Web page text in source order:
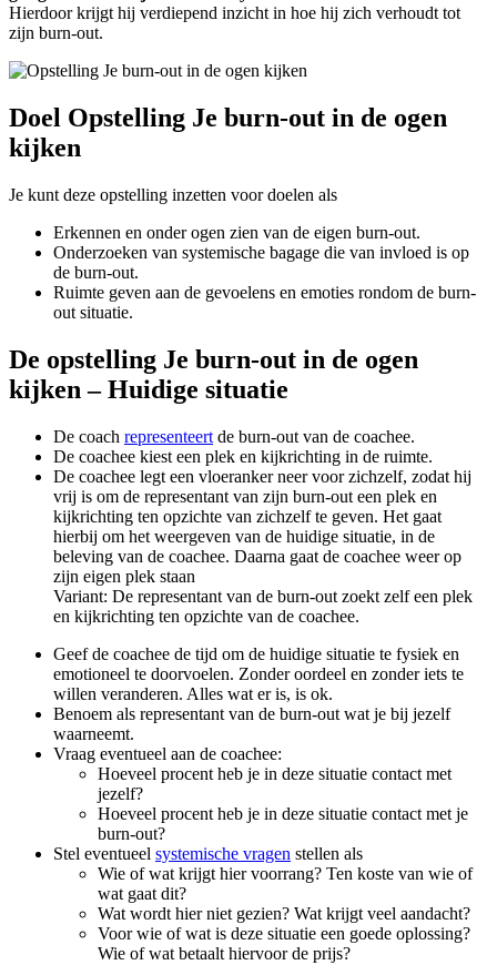
Hierdoor krijgt hij verdiepend inzicht in hoe hij zich verhoudt tot
zijn burn-out.
Doel Opstelling Je burn-out in de ogen
kijken
Je kunt deze opstelling inzetten voor doelen als
Erkennen en onder ogen zien van de eigen burn-out.
Onderzoeken van systemische bagage die van invloed is op
de burn-out.
Ruimte geven aan de gevoelens en emoties rondom de burn-
out situatie.
De opstelling Je burn-out in de ogen
kijken – Huidige situatie
De coach representeert de burn-out van de coachee.
De coachee kiest een plek en kijkrichting in de ruimte.
De coachee legt een vloeranker neer voor zichzelf, zodat hij
vrij is om de representant van zijn burn-out een plek en
kijkrichting ten opzichte van zichzelf te geven. Het gaat
hierbij om het weergeven van de huidige situatie, in de
beleving van de coachee. Daarna gaat de coachee weer op
zijn eigen plek staan
Variant: De representant van de burn-out zoekt zelf een plek
en kijkrichting ten opzichte van de coachee.
Geef de coachee de tijd om de huidige situatie te fysiek en
emotioneel te doorvoelen. Zonder oordeel en zonder iets te
willen veranderen. Alles wat er is, is ok.
Benoem als representant van de burn-out wat je bij jezelf
waarneemt.
Vraag eventueel aan de coachee:
Hoeveel procent heb je in deze situatie contact met
jezelf?
Hoeveel procent heb je in deze situatie contact met je
burn-out?
Stel eventueel systemische vragen stellen als
Wie of wat krijgt hier voorrang? Ten koste van wie of
wat gaat dit?
Wat wordt hier niet gezien? Wat krijgt veel aandacht?
Voor wie of wat is deze situatie een goede oplossing?
Wie of wat betaalt hiervoor de prijs?